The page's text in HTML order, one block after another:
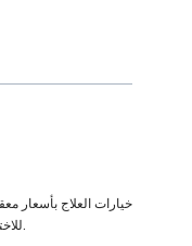
خيارات العلاج بأسعار
للاختيار من بينها مع أفضل جودة للرعاية الصحية في البلاد.